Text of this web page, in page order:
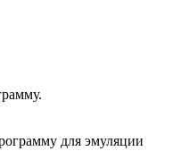
для эмуляции